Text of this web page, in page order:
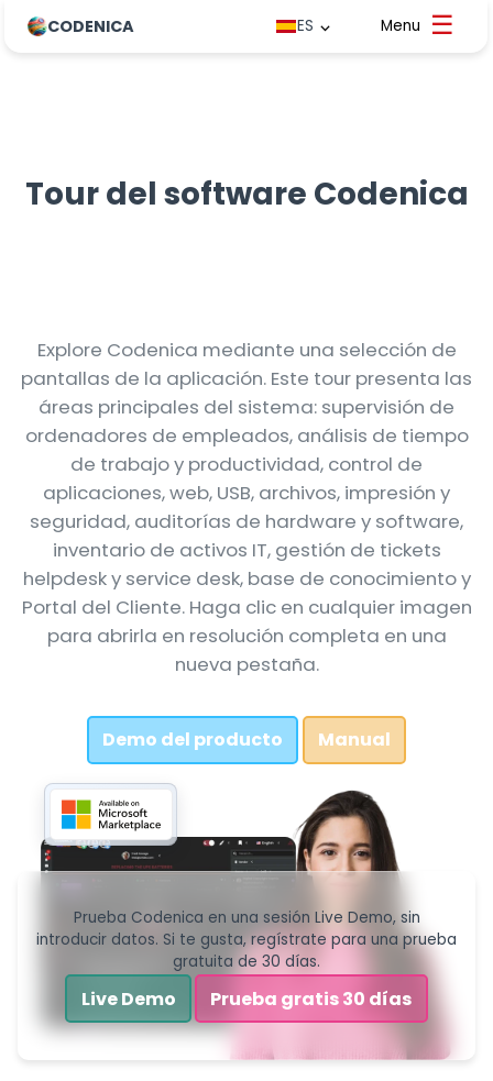
CODENICA ES
Tour del software Codenica
Explore Codenica mediante una selección de
pantallas de la aplicación. Este tour presenta las
áreas principales del sistema: supervisión de
ordenadores de empleados, análisis de tiempo
de trabajo y productividad, control de
aplicaciones, web, USB, archivos, impresión y
seguridad, auditorías de hardware y software,
inventario de activos IT, gestión de tickets
helpdesk y service desk, base de conocimiento y
Portal del Cliente. Haga clic en cualquier imagen
para abrirla en resolución completa en una
nueva pestaña.
Demo del producto Manual
Prueba Codenica en una sesión Live Demo, sin
introducir datos. Si te gusta, regístrate para una prueba
gratuita de 30 días.
Live Demo Prueba gratis 30 días